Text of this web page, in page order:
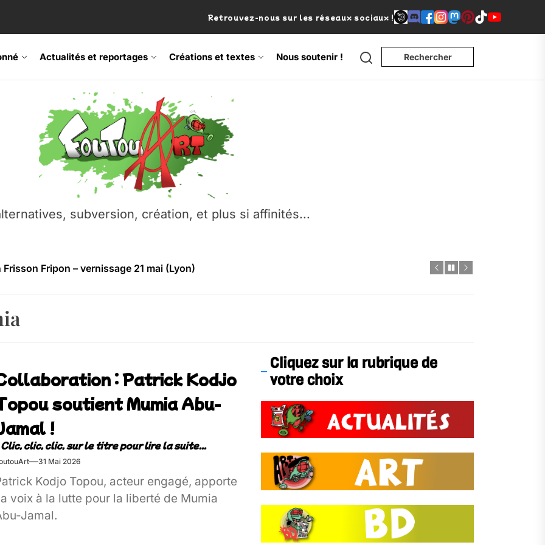
Retrouvez-nous sur les réseaux sociaux !
Actualités et reportages Créations et textes Nous soutenir ! Search Rechercher
subversion, création, et plus si affinités...
Frisson Fripon – vernissage 21 mai (Lyon)
Festival – Samedi 18 juillet (Vaulx-en-Velin)
– Ŝtono, un livre réalisé par Michaël Moretti & Pierre Lacôte
contre l’A412 à l’Établi (Haute-Savoie)
Fripon – vernissage 21 mai (Lyon)
Festival – Samedi 18 juillet (Vaulx-en-Velin)
: Patrick Kodjo
soutient Mumia Abu-
!
31 Mai 2026
Kodjo Topou, acteur engagé, apporte
voix à la lutte pour la liberté de Mumia
Jamal.
Cliquez sur la rubrique de
votre choix